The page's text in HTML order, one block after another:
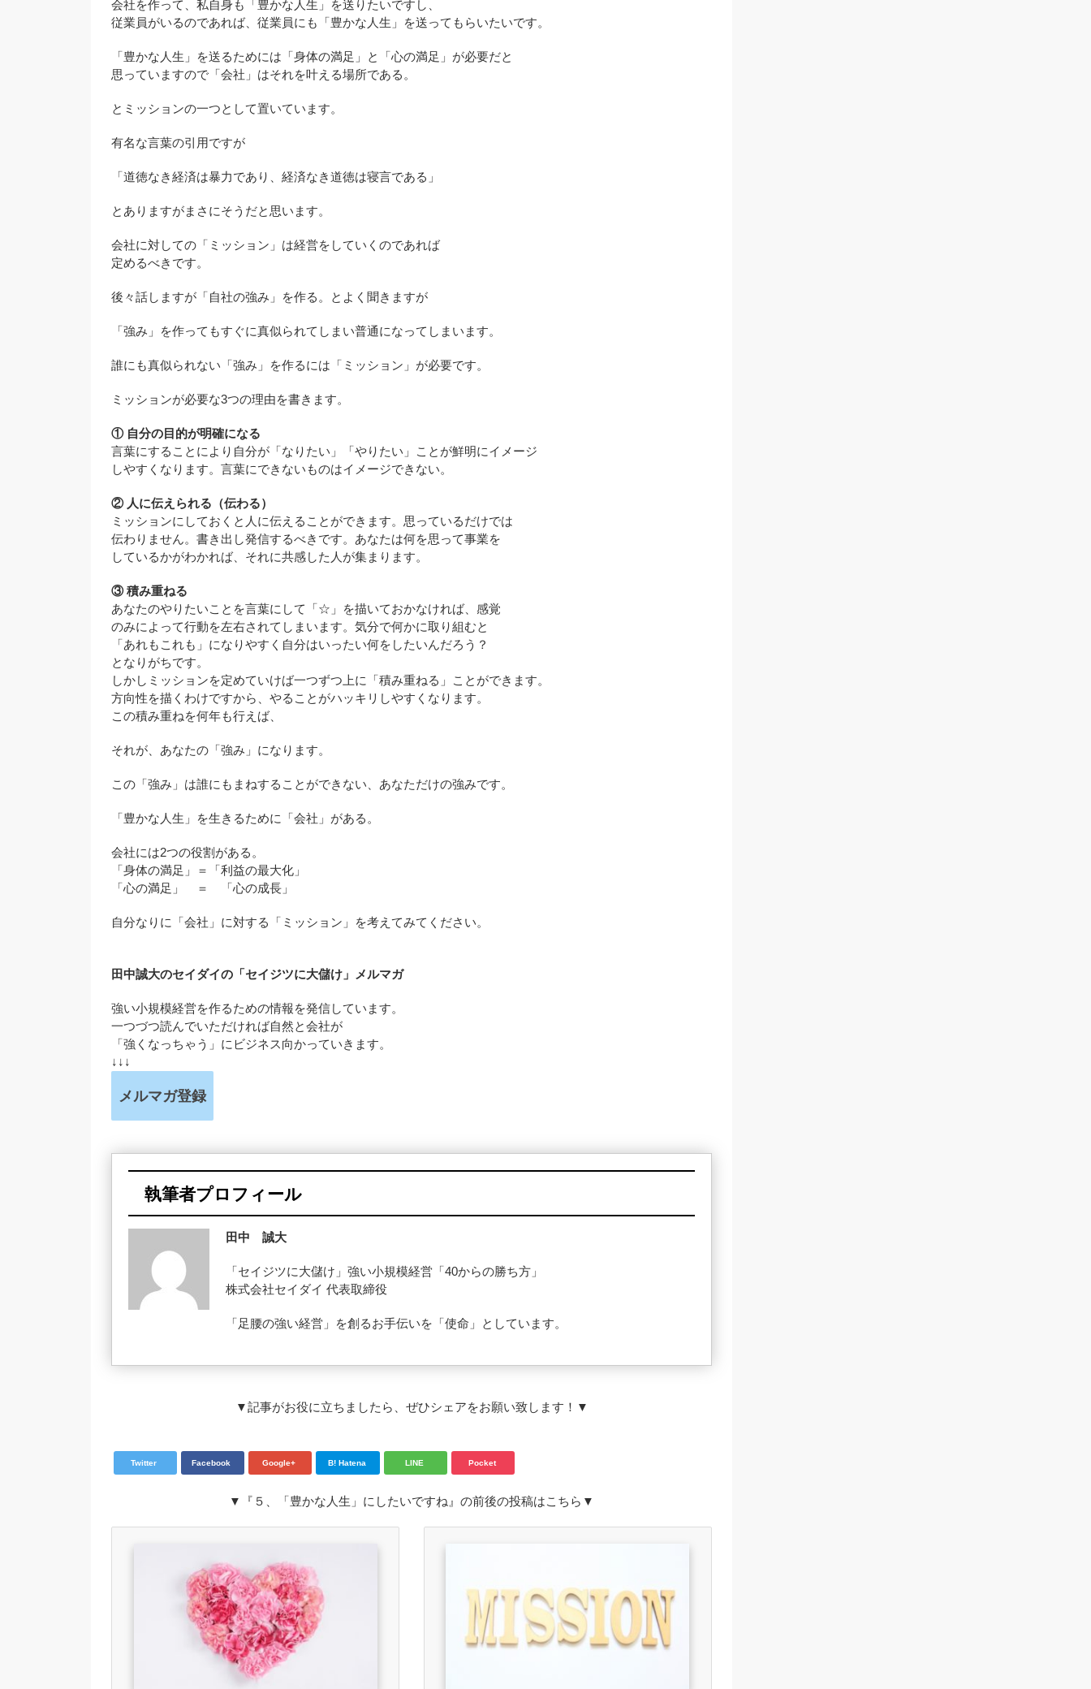
会社を作って、私自身も「豊かな人生」を送りたいですし、
従業員がいるのであれば、従業員にも「豊かな人生」を送ってもらいたいです。
「豊かな人生」を送るためには「身体の満足」と「心の満足」が必要だと
思っていますので「会社」はそれを叶える場所である。
とミッションの一つとして置いています。
有名な言葉の引用ですが
「道徳なき経済は暴力であり、経済なき道徳は寝言である」
とありますがまさにそうだと思います。
会社に対しての「ミッション」は経営をしていくのであれば
定めるべきです。
後々話しますが「自社の強み」を作る。とよく聞きますが
「強み」を作ってもすぐに真似られてしまい普通になってしまいます。
誰にも真似られない「強み」を作るには「ミッション」が必要です。
ミッションが必要な3つの理由を書きます。
① 自分の目的が明確になる
言葉にすることにより自分が「なりたい」「やりたい」ことが鮮明にイメージ
しやすくなります。言葉にできないものはイメージできない。
② 人に伝えられる（伝わる）
ミッションにしておくと人に伝えることができます。思っているだけでは
伝わりません。書き出し発信するべきです。あなたは何を思って事業を
しているかがわかれば、それに共感した人が集まります。
③ 積み重ねる
あなたのやりたいことを言葉にして「☆」を描いておかなければ、感覚
のみによって行動を左右されてしまいます。気分で何かに取り組むと
「あれもこれも」になりやすく自分はいったい何をしたいんだろう？
となりがちです。
しかしミッションを定めていけば一つずつ上に「積み重ねる」ことができます。
方向性を描くわけですから、やることがハッキリしやすくなります。
この積み重ねを何年も行えば、
それが、あなたの「強み」になります。
この「強み」は誰にもまねすることができない、あなただけの強みです。
「豊かな人生」を生きるために「会社」がある。
会社には2つの役割がある。
「身体の満足」＝「利益の最大化」
「心の満足」 ＝ 「心の成長」
自分なりに「会社」に対する「ミッション」を考えてみてください。
田中誠大のセイダイの「セイジツに大儲け」メルマガ
強い小規模経営を作るための情報を発信しています。
一つづつ読んでいただければ自然と会社が
「強くなっちゃう」にビジネス向かっていきます。
↓↓↓
メルマガ登録
執筆者プロフィール
田中 誠大
「セイジツに大儲け」強い小規模経営「40からの勝ち方」
株式会社セイダイ 代表取締役
「足腰の強い経営」を創るお手伝いを「使命」としています。
▼記事がお役に立ちましたら、ぜひシェアをお願い致します！▼
Twitter Facebook Google+ B! Hatena LINE Pocket
▼『５、「豊かな人生」にしたいですね』の前後の投稿はこちら▼